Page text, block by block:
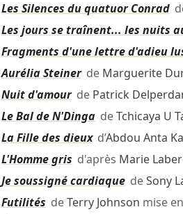
Les Silences du quatuor Conrad
Les jours se traînent... les nuits
Fragments d'une lettre d'adieu
Aurélia Steinerde Marguerite
Nuit d'amourde Patrick
Le Bal de N'DingadeTchicaya U
La Fille des dieuxd’Abdou Anta Ka
L'Homme gris d'après Marie
Je soussigné cardiaquedeSony
Futilités deTerry Johnson mise